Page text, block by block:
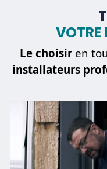
VOTRE
Le choisir en
installateurs